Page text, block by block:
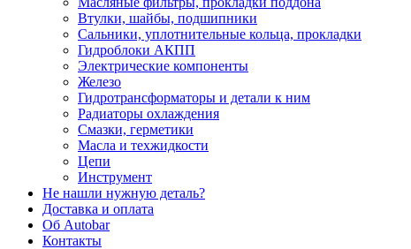
Втулки, шайбы, подшипники
Сальники, уплотнительные кольца, прокладки
Гидроблоки АКПП
Электрические компоненты
Железо
Гидротрансформаторы и детали к ним
Радиаторы охлаждения
Смазки, герметики
Масла и техжидкости
Цепи
Инструмент
Не нашли нужную деталь?
Доставка и оплата
Об Autobar
Контакты